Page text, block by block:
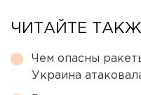
ЧИТАЙТЕ
Чем опасны
Украина